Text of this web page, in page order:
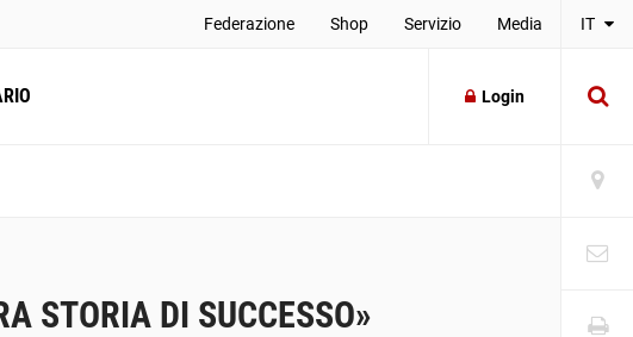
Federazione Shop Servizio Media IT
Login
STORIA DI SUCCESSO»